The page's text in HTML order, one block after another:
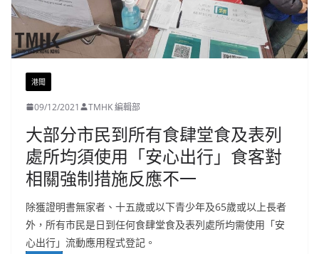
港聞
09/12/2021 TMHK 編輯部
大部分市民到所有食肆堂食及表列
處所均須使用「安心出行」食客對
相關強制措施反應不一
除獲證明書無家者、十五歲或以下青少年及65歲或以上長者
外，所有市民是日到任何食肆堂食及表列處所均需使用「安
心出行」流動應用程式登記。